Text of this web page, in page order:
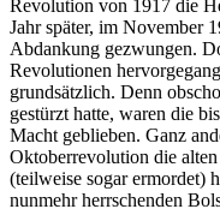
Revolution von 1917 die
Jahr später, im November
Abdankung gezwungen.
Revolutionen
grundsätzlich. Denn
gestürzt hatte, waren die
Macht geblieben. Ganz
Oktoberrevolution die
(teilweise sogar ermordet)
nunmehr herrschenden